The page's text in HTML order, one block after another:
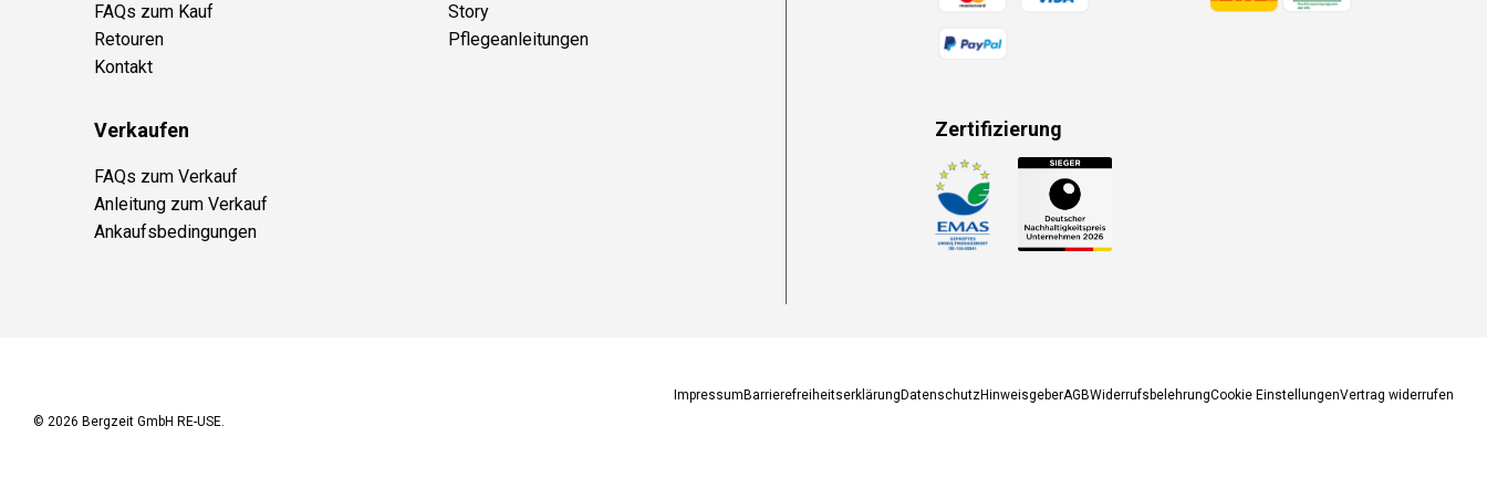
FAQs zum Kauf
Retouren
Kontakt
Story
Pflegeanleitungen
Verkaufen
FAQs zum Verkauf
Anleitung zum Verkauf
Ankaufsbedingungen
Zertifizierung
Zahlungsmethoden
Impressum Barrierefreiheitserklärung DatenschutzHinweisgeberAGBWiderrufsbelehrungCookie EinstellungenVertrag widerrufen
© 2026 Bergzeit GmbH RE-USE.